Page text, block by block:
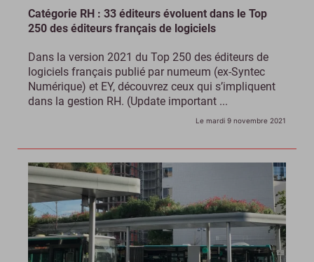
Catégorie RH : 33 éditeurs évoluent dans le Top
250 des éditeurs français de logiciels
Dans la version 2021 du Top 250 des éditeurs de
logiciels français publié par numeum (ex-Syntec
Numérique) et EY, découvrez ceux qui s’impliquent
dans la gestion RH. (Update important ...
Le mardi 9 novembre 2021